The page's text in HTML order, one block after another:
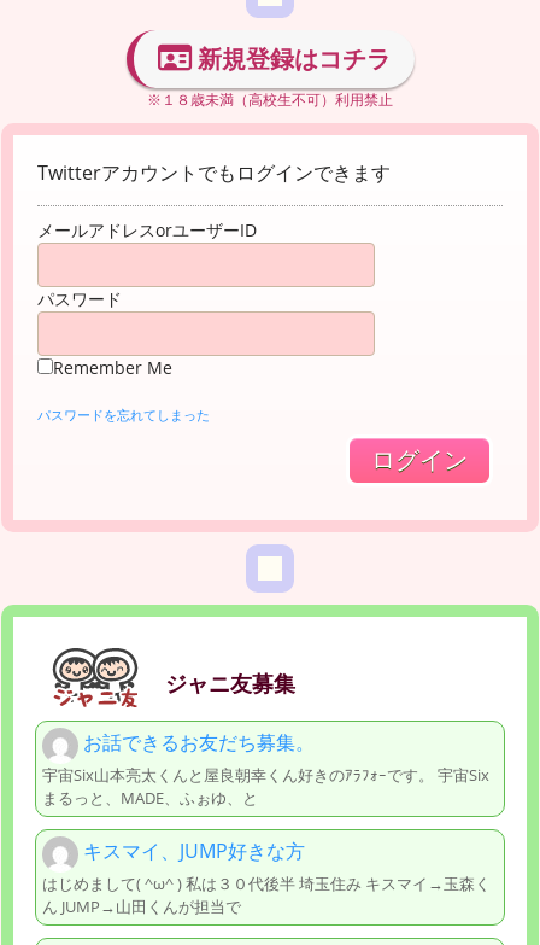
新規登録はコチラ
※１８歳未満（高校生不可）利用禁止
Twitterアカウントでもログインできます
メールアドレスorユーザーID
パスワード
Remember Me
パスワードを忘れてしまった
ジャニ友募集
お話できるお友だち募集。
宇宙Six山本亮太くんと屋良朝幸くん好きのｱﾗﾌｫｰです。 宇宙Six
まるっと、MADE、ふぉゆ、と
キスマイ、JUMP好きな方
はじめまして( ^ω^ ) 私は３０代後半 埼玉住み キスマイ→玉森く
ん JUMP→山田くんが担当で